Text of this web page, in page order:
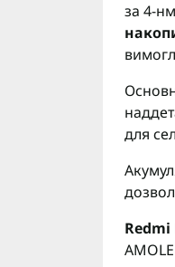
за 4-
для
Redmi